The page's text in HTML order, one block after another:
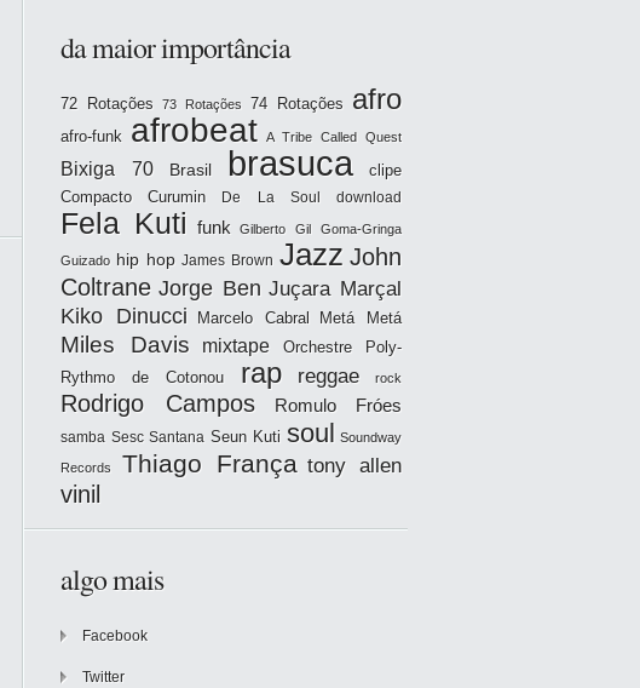
da maior importância
72 Rotações 73 Rotações 74 Rotações afro
afro-funk afrobeat A Tribe Called Quest
Bixiga 70 Brasil brasuca
clipe
Compacto
Curumin De La Soul download
Fela Kuti funk Gilberto Gil Goma-Gringa
Guizado hip hop James Brown Jazz John
Coltrane Jorge Ben Juçara Marçal
Kiko Dinucci Marcelo Cabral Metá Metá
Miles Davis mixtape
Orchestre Poly-
Rythmo de Cotonou
rap reggae rock
Rodrigo Campos Romulo Fróes
samba Sesc Santana Seun Kuti soul Soundway
Records Thiago França tony allen
vinil
algo mais
Facebook
Twitter